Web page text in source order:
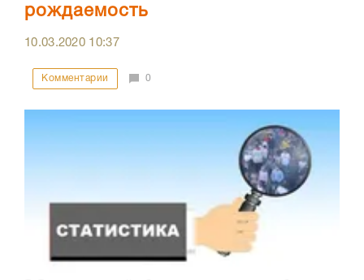
рождаемость
10.03.2020 10:37
Комментарии 0